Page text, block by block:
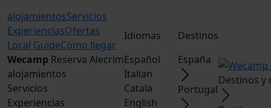
alojamientosServicios
ExperienciasOfertas
Local GuideCómo llegar
Wecamp Reserva Alecrim
alojamientos
Servicios
Experiencias
Idiomas
Español
Italian
Catala
English
Destinos
España
Portugal
Destinos y